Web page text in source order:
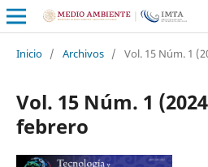
Inicio / Archivos / Vol. 15 Núm. 1
Vol. 15 Núm. 1
febrero